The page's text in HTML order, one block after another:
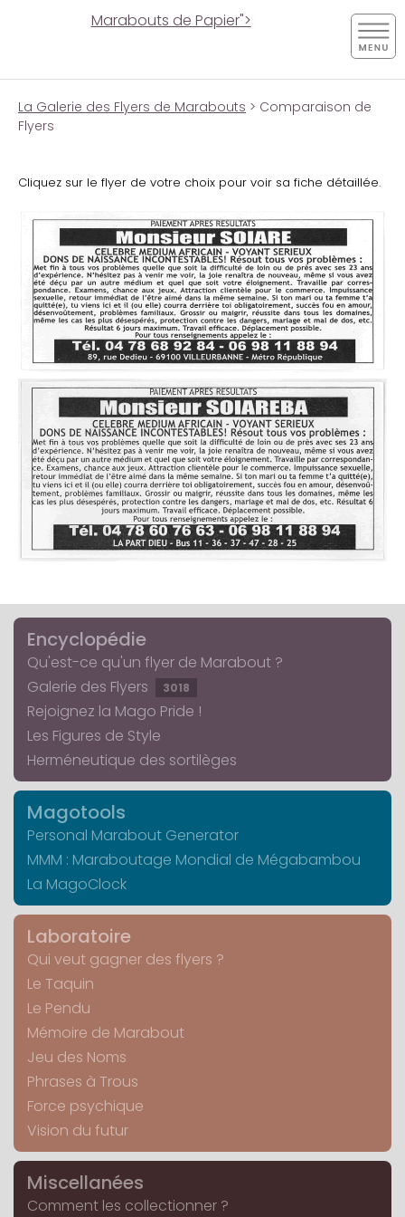
Marabouts de Papier">
La Galerie des Flyers de Marabouts > Comparaison de
Flyers
Cliquez sur le flyer de votre choix pour voir sa fiche détaillée.
Encyclopédie
Qu'est-ce qu'un flyer de Marabout ?
Galerie des Flyers
3018
Rejoignez la Mago Pride !
Les Figures de Style
Herméneutique des sortilèges
Magotools
Personal Marabout Generator
MMM : Maraboutage Mondial de Mégabambou
La MagoClock
Laboratoire
Qui veut gagner des flyers ?
Le Taquin
Le Pendu
Mémoire de Marabout
Jeu des Noms
Phrases à Trous
Force psychique
Vision du futur
Miscellanées
Comment les collectionner ?